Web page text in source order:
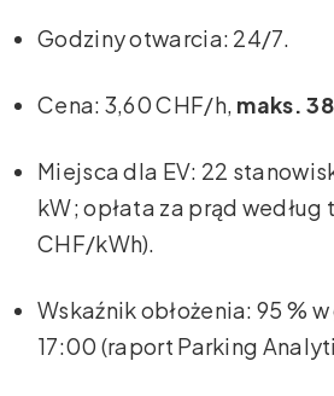
Godziny otwarcia: 24/7.
Cena: 3,60 CHF/h, maks.
Miejsca dla EV: 22
kW; opłata za prąd według
CHF/kWh).
Wskaźnik obłożenia: 95 %
17:00 (raport Parking